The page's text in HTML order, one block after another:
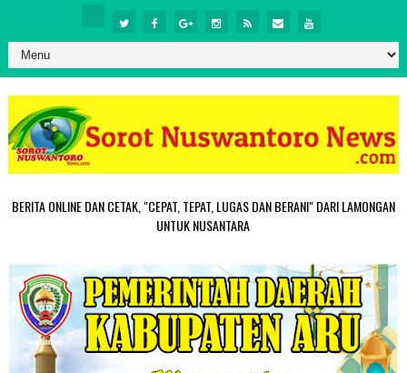
BERITA ONLINE DAN CETAK, "CEPAT, TEPAT, LUGAS DAN BERANI" DARI LAMONGAN
UNTUK NUSANTARA